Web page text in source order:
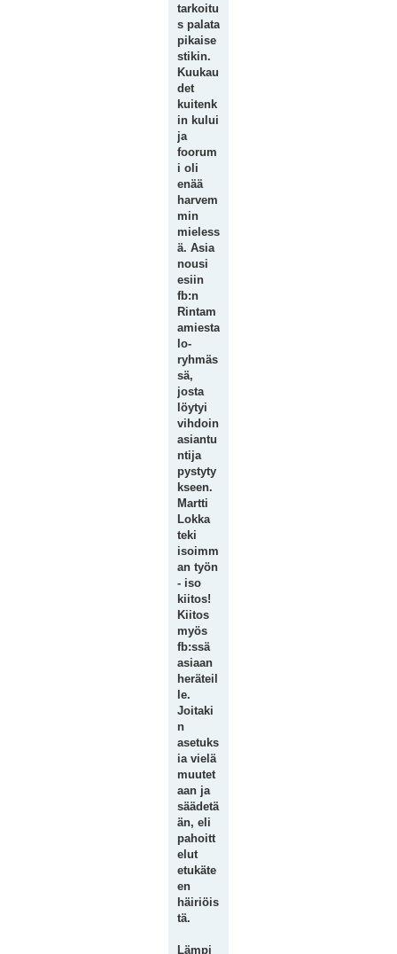
tarkoitu
s palata
pikaise
stikin.
Kuukau
det
kuitenk
in kului
ja
foorum
i oli
enää
harvem
min
mieless
ä. Asia
nousi
esiin
fb:n
Rintam
amiesta
lo-
ryhmäs
sä,
josta
löytyi
vihdoin
asiantu
ntija
pystyty
kseen.
Martti
Lokka
teki
isoimm
an työn
- iso
kiitos!
Kiitos
myös
fb:ssä
asiaan
heräteil
le.
Joitaki
n
asetuks
ia vielä
muutet
aan ja
säädetä
än, eli
pahoitt
elut
etukäte
en
häiriöis
tä.
Lämpi